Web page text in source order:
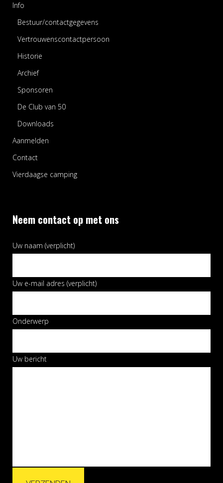
Info
Bestuur/contactgegevens
Vertrouwenscontactpersoon
Historie
Archief
Sponsoren
De Club van 50
Downloads
Aanmelden
Contact
Vierdaagse camping
Neem contact op met ons
Uw naam (verplicht)
Uw e-mail adres (verplicht)
Onderwerp
Uw bericht